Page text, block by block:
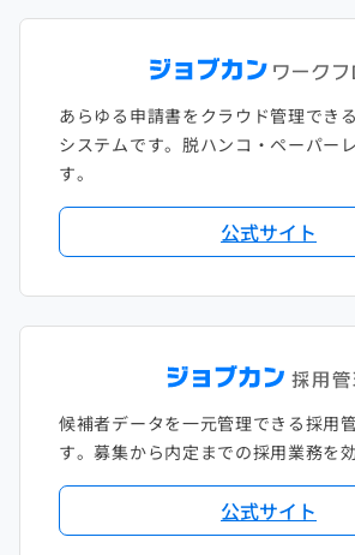
あらゆる申請書をクラウド管理でき
システムです。脱ハンコ・ペーパー
す。
公式サイト
候補者データを一元管理できる採用
す。募集から内定までの採用業務を
公式サイト